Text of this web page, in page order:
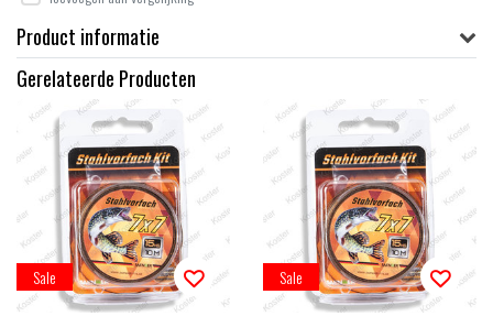
Product informatie
Gerelateerde Producten
Sale Sale